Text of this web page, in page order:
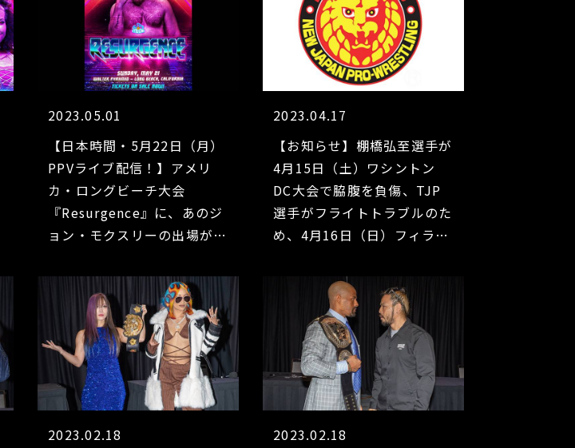
決定！
2023.05.01
【日本時間・5月22日（月）
PPVライブ配信！】アメリ
カ・ロングビーチ大会
『Resurgence』に、あのジ
ョン・モクスリーの出場が電
2023.04.17
【お知らせ】棚橋弘至選手が
4月15日（土）ワシントン
DC大会で脇腹を負傷、TJP
選手がフライトトラブルのた
め、4月16日（日）フィラデ
戦カードが変更へ
2023.02.18
2023.02.18